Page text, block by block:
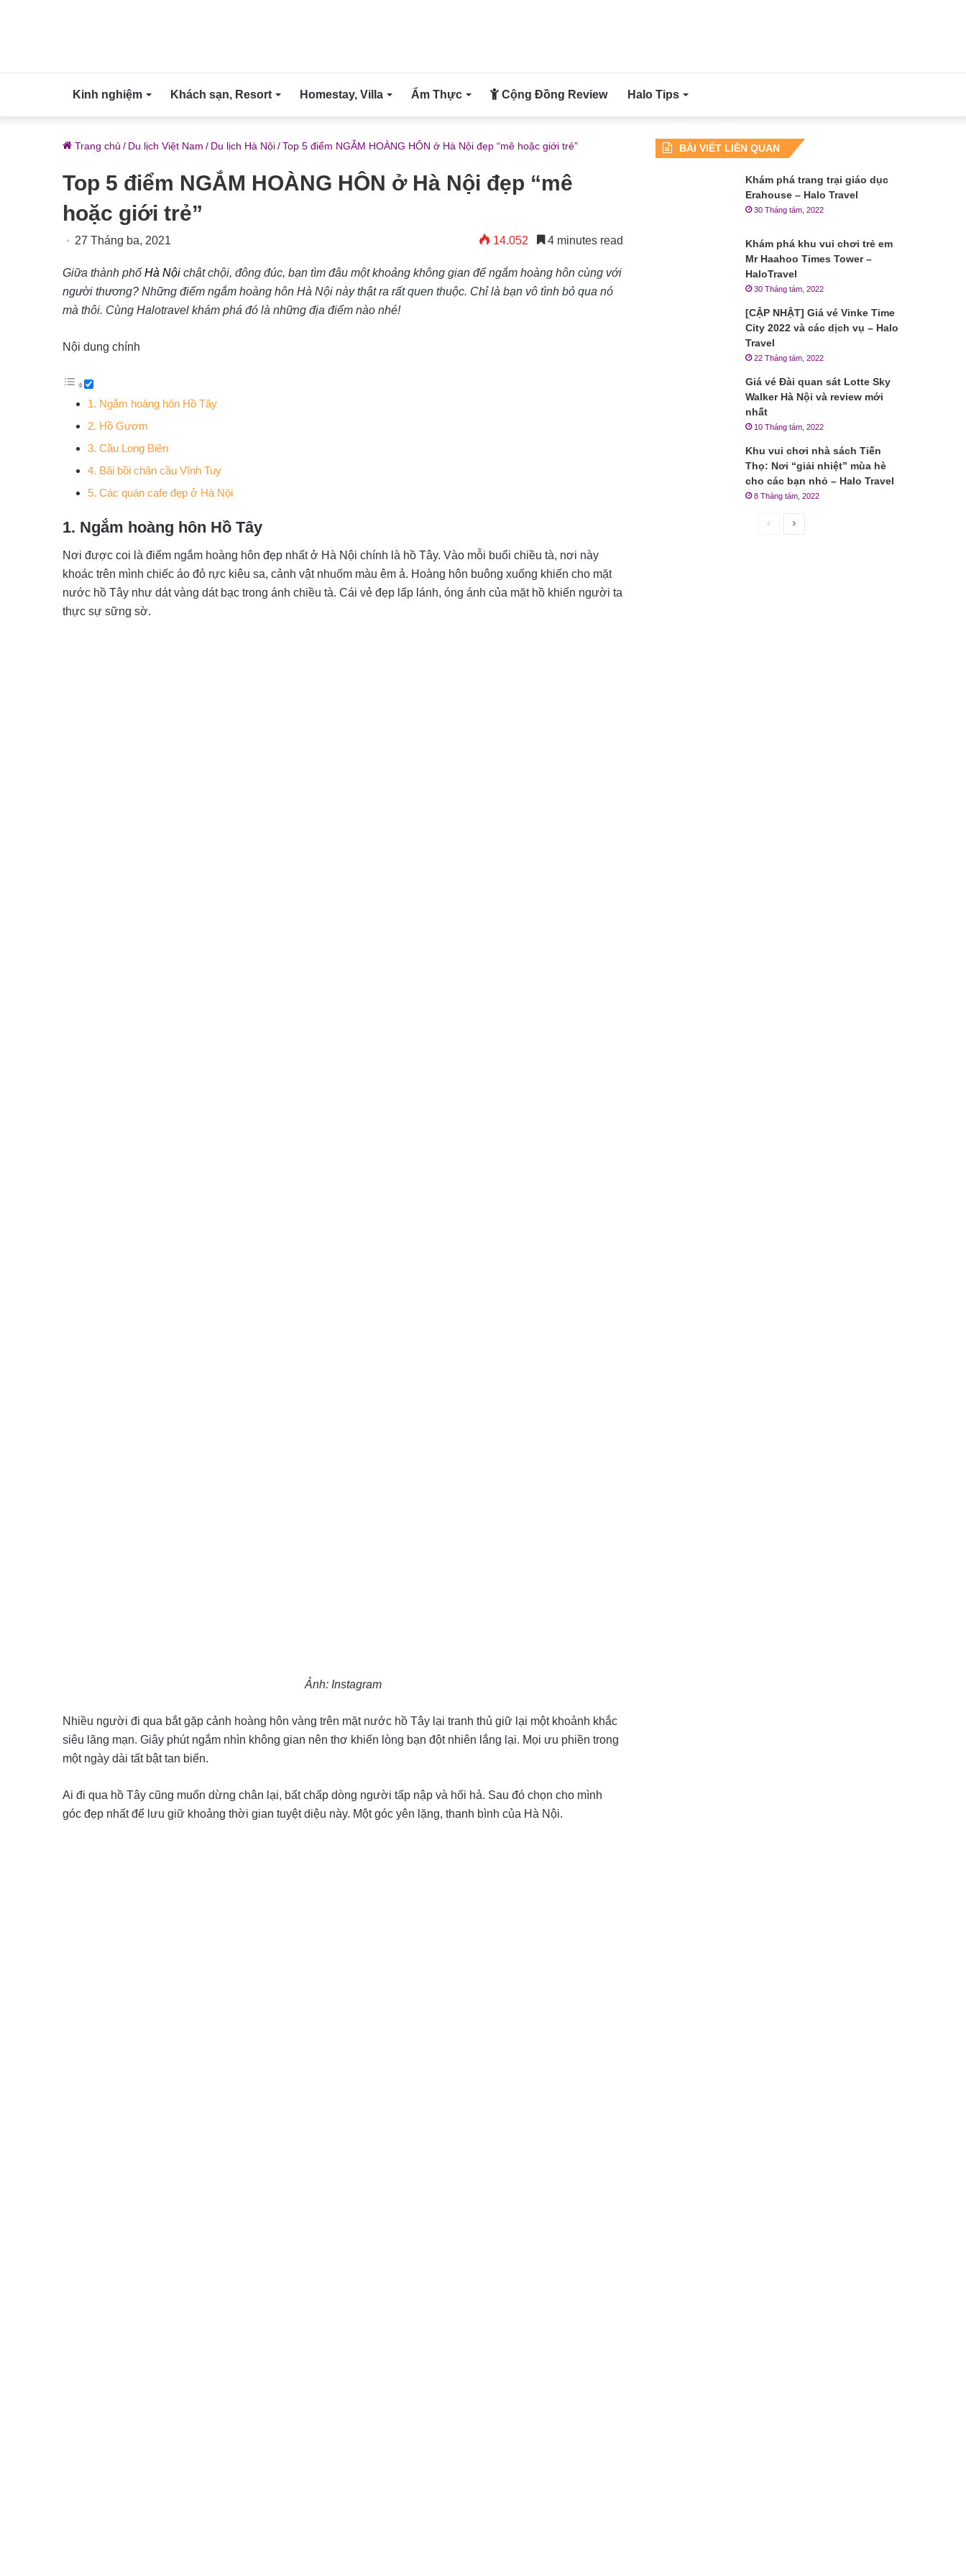
Kinh nghiệm Khách sạn, Resort Homestay, Villa Ẩm Thực Cộng Đồng Review Halo Tips
Trang chủ / Du lịch Việt Nam / Du lịch Hà Nội/Top 5 điểm NGẮM HOÀNG HÔN ở Hà Nội đẹp “mê hoặc giới trẻ”
Top 5 điểm NGẮM HOÀNG HÔN ở Hà Nội đẹp “mê
hoặc giới trẻ”
27 Tháng ba, 2021 14.052 4 minutes read
Giữa thành phố Hà Nội chật chội, đông đúc, bạn tìm đâu một khoảng không gian để ngắm hoàng hôn cùng với
người thương? Những điểm ngắm hoàng hôn Hà Nội này thật ra rất quen thuộc. Chỉ là bạn vô tình bỏ qua nó
mà thôi. Cùng Halotravel khám phá đó là những địa điểm nào nhé!
Nội dung chính
1. Ngắm hoàng hôn Hồ Tây
2. Hồ Gươm
3. Cầu Long Biên
4. Bãi bồi chân cầu Vĩnh Tuy
5. Các quán cafe đẹp ở Hà Nội
1. Ngắm hoàng hôn Hồ Tây
Nơi được coi là điểm ngắm hoàng hôn đẹp nhất ở Hà Nội chính là hồ Tây. Vào mỗi buổi chiều tà, nơi này
khoác trên mình chiếc áo đỏ rực kiêu sa, cảnh vật nhuốm màu êm ả. Hoàng hôn buông xuống khiến cho mặt
nước hồ Tây như dát vàng dát bạc trong ánh chiều tà. Cái vẻ đẹp lấp lánh, óng ánh của mặt hồ khiến người ta
thực sự sững sờ.
Ảnh: Instagram
Nhiều người đi qua bắt gặp cảnh hoàng hôn vàng trên mặt nước hồ Tây lại tranh thủ giữ lại một khoảnh khắc
siêu lãng mạn. Giây phút ngắm nhìn không gian nên thơ khiến lòng bạn đột nhiên lắng lại. Mọi ưu phiền trong
một ngày dài tất bật tan biến.
Ai đi qua hồ Tây cũng muốn dừng chân lại, bất chấp dòng người tấp nập và hối hả. Sau đó chọn cho mình
góc đẹp nhất để lưu giữ khoảng thời gian tuyệt diệu này. Một góc yên lặng, thanh bình của Hà Nội.
BÀI VIẾT LIÊN QUAN
Khám phá trang trại giáo dục
Erahouse – Halo Travel
30 Tháng tám, 2022
Khám phá khu vui chơi trẻ em
Mr Haahoo Times Tower –
HaloTravel
30 Tháng tám, 2022
[CẬP NHẬT] Giá vé Vinke Time
City 2022 và các dịch vụ – Halo
Travel
22 Tháng tám, 2022
Giá vé Đài quan sát Lotte Sky
Walker Hà Nội và review mới
nhất
10 Tháng tám, 2022
Khu vui chơi nhà sách Tiến
Thọ: Nơi “giải nhiệt” mùa hè
cho các bạn nhỏ – Halo Travel
8 Tháng tám, 2022
Trang